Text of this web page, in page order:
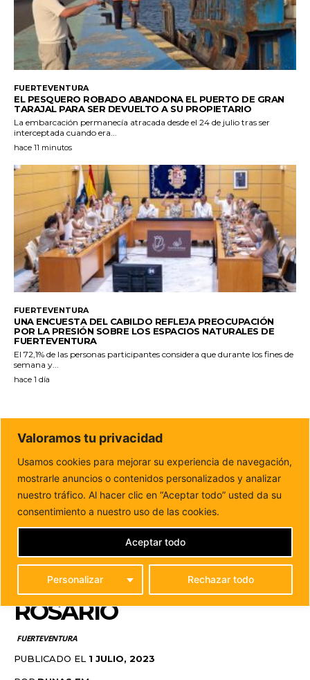
FUERTEVENTURA
EL PESQUERO ROBADO ABANDONA EL PUERTO DE GRAN
TARAJAL PARA SER DEVUELTO A SU PROPIETARIO
La embarcación permanecía atracada desde el 24 de julio tras ser
interceptada cuando era...
hace 11 minutos
FUERTEVENTURA
UNA ENCUESTA DEL CABILDO REFLEJA PREOCUPACIÓN
POR LA PRESIÓN SOBRE LOS ESPACIOS NATURALES DE
FUERTEVENTURA
El 72,1% de las personas participantes considera que durante los fines de
semana y...
hace 1 día